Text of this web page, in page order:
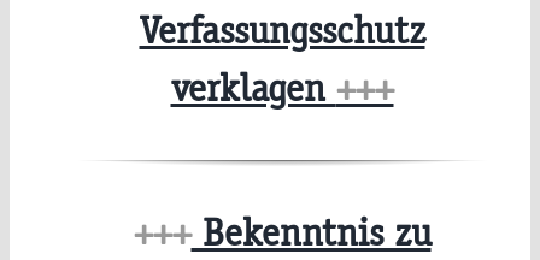
Verfassungsschutz
verklagen +++
+++Bekenntnis zu